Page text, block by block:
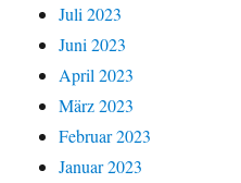
Juli 2023
Juni 2023
April 2023
März 2023
Februar 2023
Januar 2023